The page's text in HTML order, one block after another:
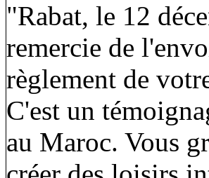
"Rabat, le 12
remercie de
règlement de
C'est un
au Maroc. Vous